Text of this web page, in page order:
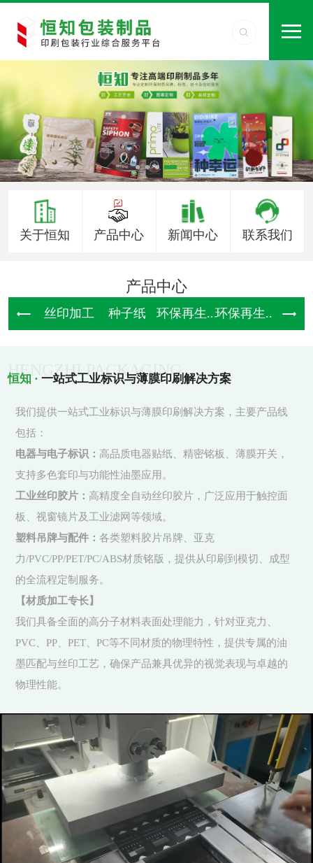
关于恒知 产品中心 新闻中心 联系我们
产品中心
丝印加工 种子纸 环保再生...环保再生... 牛皮
HENGZHI PACKAGING
恒知 · 一站式工业标识与薄膜印刷解决方案
我们提供一站式工业标识与薄膜印刷解决方案，主要产品线
包括：
电器与电子标识： 高品质电器贴纸、精密铭板、薄膜开关，
支持多色套印与功能性油墨应用。
工业丝印胶片： 高精度全自动丝印胶片，广泛应用于触控面
板、视窗镜片及工业滤网等领域。
塑料吊牌与配件： 各类塑料胶片吊牌、亚克
力/PVC/PP/PET/PC/ABS材质铭版，提供从印刷到模切、成型
的全流程定制服务。
【材质加工专长】
我们具备全面的高分子材料表面处理能力，针对亚克力、
PVC、PP、PET、PC等不同材质的物理特性，提供专属的油
墨匹配与丝印工艺，确保产品兼具优异的视觉表现与卓越的
物理性能。